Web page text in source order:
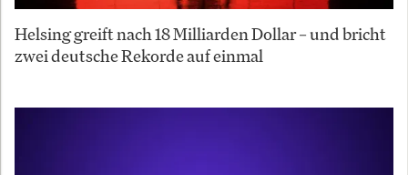
Helsing greift nach 18 Milliarden Dollar – und bricht
zwei deutsche Rekorde auf einmal